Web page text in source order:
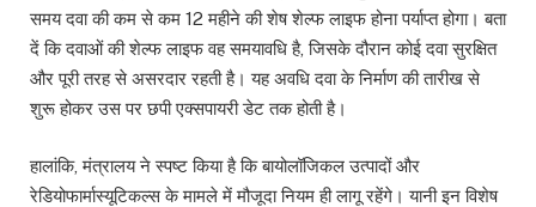
समय दवा की कम से कम 12 महीने की शेष शेल्फ लाइफ होना पर्याप्त होगा। बता
दें कि दवाओं की शेल्फ लाइफ वह समयावधि है, जिसके दौरान कोई दवा सुरक्षित
और पूरी तरह से असरदार रहती है। यह अवधि दवा के निर्माण की तारीख से
शुरू होकर उस पर छपी एक्सपायरी डेट तक होती है।
हालांकि, मंत्रालय ने स्पष्ट किया है कि बायोलॉजिकल उत्पादों और
रेडियोफार्मास्यूटिकल्स के मामले में मौजूदा नियम ही लागू रहेंगे। यानी इन विशेष